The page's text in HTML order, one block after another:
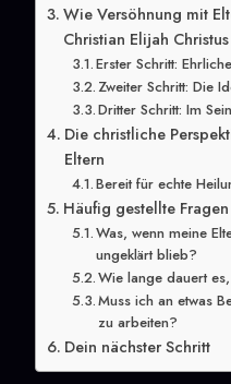
Wie Versöhnung mit
Christian Elijah
Erster Schritt:
Zweiter Schritt: Die
Dritter Schritt: Im
Die christliche
Eltern
Bereit für echte
Häufig gestellte
Was, wenn meine
ungeklärt blieb?
Wie lange dauert
Muss ich an etwas
zu arbeiten?
Dein nächster Schritt